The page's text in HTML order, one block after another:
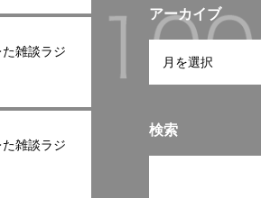
た雑談ラジ
た雑談ラジ
アーカイブ
検索